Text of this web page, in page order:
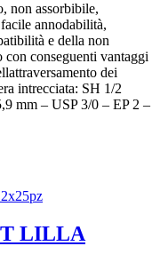
non assorbibile,
annodabilità,
e della non
conseguenti vantaggi
dei
intrecciata: SH 1/2
mm – USP 3/0 – EP 2 –
LILLA